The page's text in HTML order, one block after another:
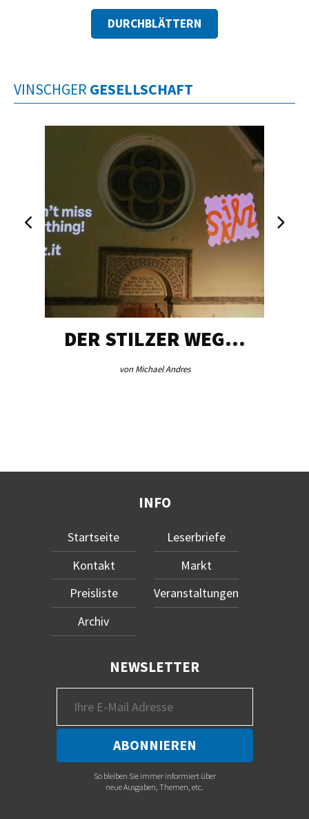
DURCHBLÄTTERN
VINSCHGER GESELLSCHAFT
DER STILZER WEG…
von Michael Andres
INFO
Startseite
Kontakt
Preisliste
Archiv
Leserbriefe
Markt
Veranstaltungen
NEWSLETTER
So bleiben Sie immer informiert über
neue Ausgaben, Themen, etc.